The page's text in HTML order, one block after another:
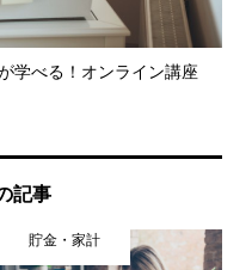
学べる！オンライン講座
記事
貯金・家計